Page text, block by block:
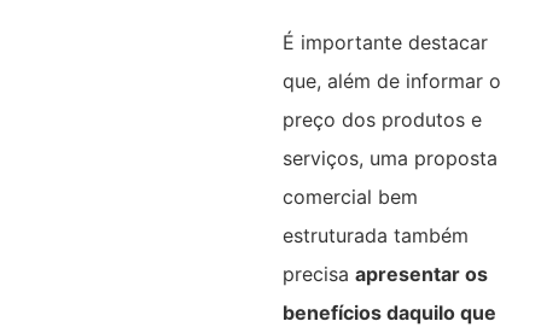
É importante destacar
que, além de informar o
preço dos produtos e
serviços, uma proposta
comercial bem
estruturada também
precisa apresentar os
benefícios daquilo que